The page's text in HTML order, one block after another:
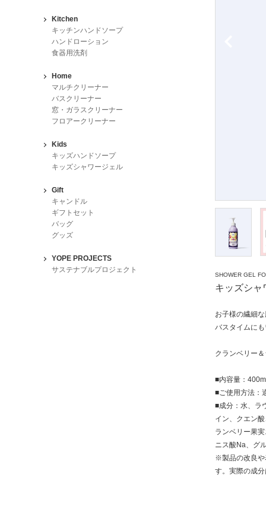
SHOWER GEL
キッズシャ
お子様の繊細
バスタイムに
クランベリー
■内容量：
■ご使用方法：
■成分：水、ラ
イン、クエン
ランベリー果
ニス酸Na、グ
※製品の改良や
す。実際の成
Kitchen
キッチンハンドソープ
ハンドローション
食器用洗剤
Home
マルチクリーナー
バスクリーナー
窓・ガラスクリーナー
フロアークリーナー
Kids
キッズハンドソープ
キッズシャワージェル
Gift
キャンドル
ギフトセット
バッグ
グッズ
YOPE PROJECTS
サステナブルプロジェクト